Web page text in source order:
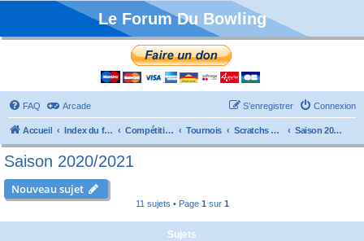
Le Forum Du Bowling
FAQ Arcade Connexion
S’enregistrer
Accueil Index du forum Compétitions Tournois Scratchs et Internationaux Saison 2020/2021
Saison 2020/2021
Nouveau sujet
11 sujets • Page 1 sur 1
Sujets